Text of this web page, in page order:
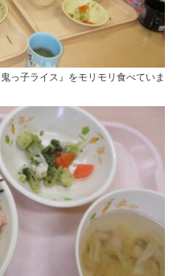
っ子ライス』をモリモリ食べていま